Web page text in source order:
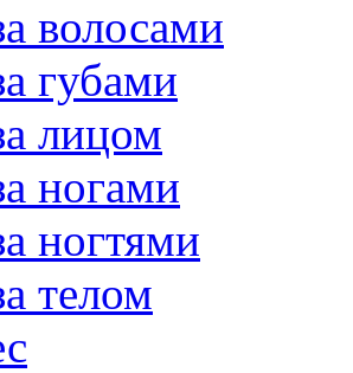
волосами
губами
лицом
ногами
ногтями
телом